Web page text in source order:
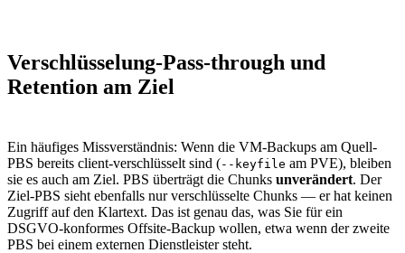
Verschlüsselung-Pass-through und
Retention am Ziel
Ein häufiges Missverständnis: Wenn die VM-Backups am Quell-
PBS bereits client-verschlüsselt sind (--keyfile am PVE), bleiben
sie es auch am Ziel. PBS überträgt die Chunks unverändert. Der
Ziel-PBS sieht ebenfalls nur verschlüsselte Chunks — er hat keinen
Zugriff auf den Klartext. Das ist genau das, was Sie für ein
DSGVO-konformes Offsite-Backup wollen, etwa wenn der zweite
PBS bei einem externen Dienstleister steht.